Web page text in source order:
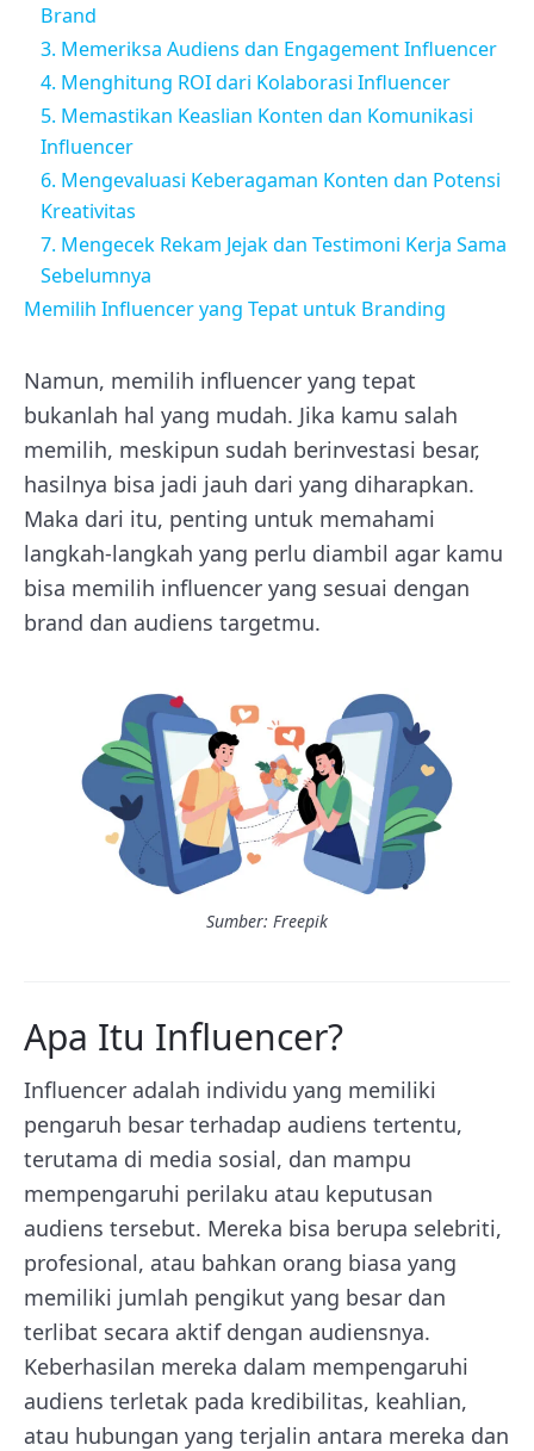
Brand
3. Memeriksa Audiens dan Engagement Influencer
4. Menghitung ROI dari Kolaborasi Influencer
5. Memastikan Keaslian Konten dan Komunikasi
Influencer
6. Mengevaluasi Keberagaman Konten dan Potensi
Kreativitas
7. Mengecek Rekam Jejak dan Testimoni Kerja Sama
Sebelumnya
Memilih Influencer yang Tepat untuk Branding
Namun, memilih influencer yang tepat
bukanlah hal yang mudah. Jika kamu salah
memilih, meskipun sudah berinvestasi besar,
hasilnya bisa jadi jauh dari yang diharapkan.
Maka dari itu, penting untuk memahami
langkah-langkah yang perlu diambil agar kamu
bisa memilih influencer yang sesuai dengan
brand dan audiens targetmu.
Sumber: Freepik
Apa Itu Influencer?
Influencer adalah individu yang memiliki
pengaruh besar terhadap audiens tertentu,
terutama di media sosial, dan mampu
mempengaruhi perilaku atau keputusan
audiens tersebut. Mereka bisa berupa selebriti,
profesional, atau bahkan orang biasa yang
memiliki jumlah pengikut yang besar dan
terlibat secara aktif dengan audiensnya.
Keberhasilan mereka dalam mempengaruhi
audiens terletak pada kredibilitas, keahlian,
atau hubungan yang terjalin antara mereka dan